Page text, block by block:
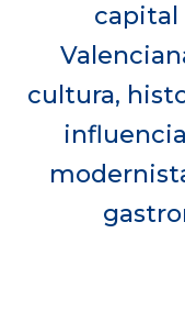
capital
cultura,